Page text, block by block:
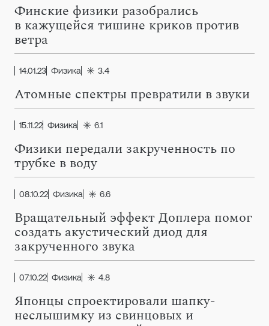
Финские физики разобрались
в кажущейся тишине криков против
ветра
14.01.23 Физика 3.4
Атомные спектры превратили в звуки
15.11.22 Физика 6.1
Физики передали закрученность по
трубке в воду
08.10.22 Физика 6.6
Вращательный эффект Доплера помог
создать акустический диод для
закрученного звука
07.10.22 Физика 4.8
Японцы спроектировали шапку-
неслышимку из свинцовых и